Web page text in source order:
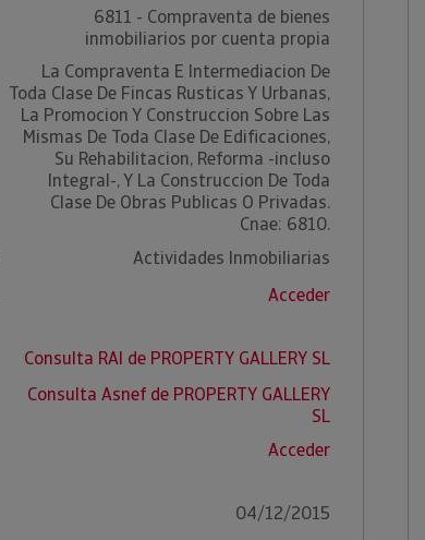
6811 - Compraventa de bienes
inmobiliarios por cuenta propia
La Compraventa E Intermediacion De
Toda Clase De Fincas Rusticas Y Urbanas,
La Promocion Y Construccion Sobre Las
Mismas De Toda Clase De Edificaciones,
Su Rehabilitacion, Reforma -incluso
Integral-, Y La Construccion De Toda
Clase De Obras Publicas O Privadas.
Cnae: 6810.
Actividades Inmobiliarias
Acceder
Consulta RAI de PROPERTY GALLERY SL
Consulta Asnef de PROPERTY GALLERY
SL
Acceder
04/12/2015